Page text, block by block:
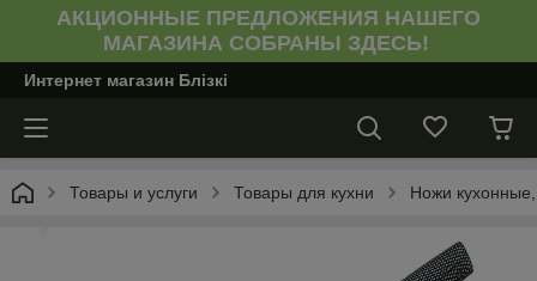
АКЦИОННЫЕ ПРЕДЛОЖЕНИЯ НАШЕГО
МАГАЗИНА СОБРАНЫ ЗДЕСЬ!
Интернет магазин Блiзкi
Товары и услуги Товары для кухни Ножи